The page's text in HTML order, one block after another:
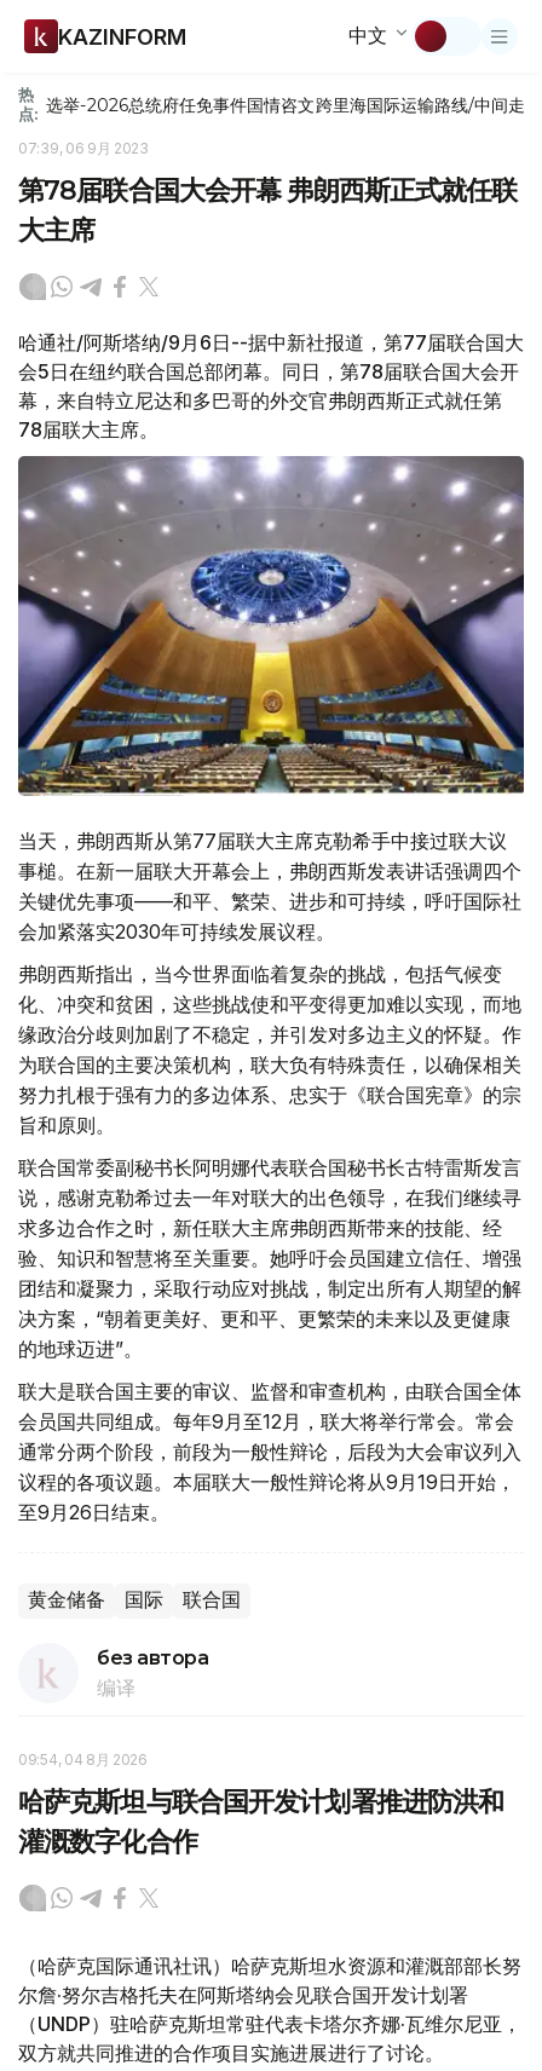
KAZINFORM 中文
热
点: 选举-2026总统府任免事件国情咨文跨里海国际运输路线/中间走廊
07:39, 06 9月 2023
第78届联合国大会开幕 弗朗西斯正式就任联
大主席
哈通社/阿斯塔纳/9月6日--据中新社报道，第77届联合国大
会5日在纽约联合国总部闭幕。同日，第78届联合国大会开
幕，来自特立尼达和多巴哥的外交官弗朗西斯正式就任第
78届联大主席。
当天，弗朗西斯从第77届联大主席克勒希手中接过联大议
事槌。在新一届联大开幕会上，弗朗西斯发表讲话强调四个
关键优先事项——和平、繁荣、进步和可持续，呼吁国际社
会加紧落实2030年可持续发展议程。
弗朗西斯指出，当今世界面临着复杂的挑战，包括气候变
化、冲突和贫困，这些挑战使和平变得更加难以实现，而地
缘政治分歧则加剧了不稳定，并引发对多边主义的怀疑。作
为联合国的主要决策机构，联大负有特殊责任，以确保相关
努力扎根于强有力的多边体系、忠实于《联合国宪章》的宗
旨和原则。
联合国常委副秘书长阿明娜代表联合国秘书长古特雷斯发言
说，感谢克勒希过去一年对联大的出色领导，在我们继续寻
求多边合作之时，新任联大主席弗朗西斯带来的技能、经
验、知识和智慧将至关重要。她呼吁会员国建立信任、增强
团结和凝聚力，采取行动应对挑战，制定出所有人期望的解
决方案，“朝着更美好、更和平、更繁荣的未来以及更健康
的地球迈进”。
联大是联合国主要的审议、监督和审查机构，由联合国全体
会员国共同组成。每年9月至12月，联大将举行常会。常会
通常分两个阶段，前段为一般性辩论，后段为大会审议列入
议程的各项议题。本届联大一般性辩论将从9月19日开始，
至9月26日结束。
黄金储备 国际 联合国
без автора
编译
09:54, 04 8月 2026
哈萨克斯坦与联合国开发计划署推进防洪和
灌溉数字化合作
（哈萨克国际通讯社讯）哈萨克斯坦水资源和灌溉部部长努
尔詹·努尔吉格托夫在阿斯塔纳会见联合国开发计划署
（UNDP）驻哈萨克斯坦常驻代表卡塔尔齐娜·瓦维尔尼亚，
双方就共同推进的合作项目实施进展进行了讨论。